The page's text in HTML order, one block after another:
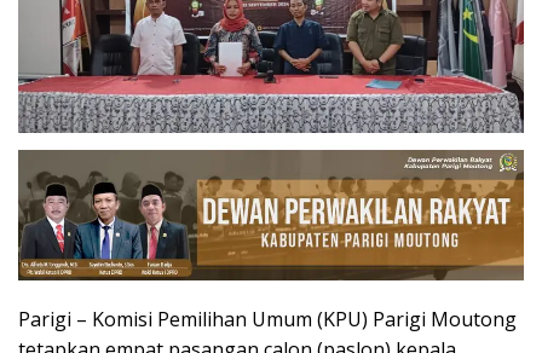
Parigi – Komisi Pemilihan Umum (KPU) Parigi Moutong